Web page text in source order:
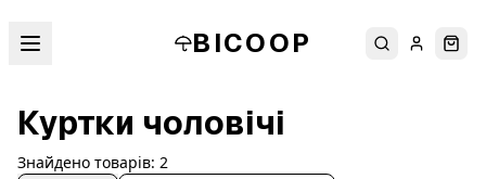
BICOOP ПошукУвійти
Куртки чоловічі
Знайдено товарів: 2